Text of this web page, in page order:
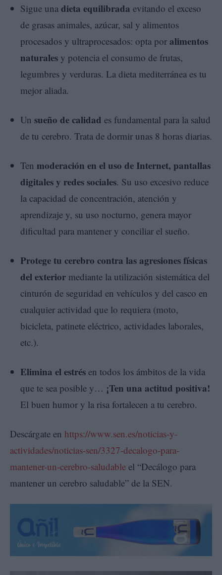
Sigue una dieta equilibrada evitando el exceso
de grasas animales, azúcar, sal y alimentos
procesados y ultraprocesados: opta por alimentos
naturales y potencia el consumo de frutas,
legumbres y verduras. La dieta mediterránea es tu
mejor aliada.
Un sueño de calidad es fundamental para la salud
de tu cerebro. Trata de dormir unas 8 horas diarias.
Ten moderación en el uso de Internet, pantallas
digitales y redes sociales. Su uso excesivo reduce
la capacidad de concentración, atención y
aprendizaje y, su uso nocturno, genera mayor
dificultad para mantener y conciliar el sueño.
Protege tu cerebro contra las agresiones físicas
del exterior mediante la utilización sistemática del
cinturón de seguridad en vehículos y del casco en
cualquier actividad que lo requiera (moto,
bicicleta, patinete eléctrico, actividades laborales,
etc.).
Elimina el estrés en todos los ámbitos de la vida
que te sea posible y… ¡Ten una actitud positiva!
El buen humor y la risa fortalecen a tu cerebro.
Descárgate en https://www.sen.es/noticias-y-
actividades/noticias-sen/3327-decalogo-para-
mantener-un-cerebro-saludable el “Decálogo para
mantener un cerebro saludable” de la SEN.